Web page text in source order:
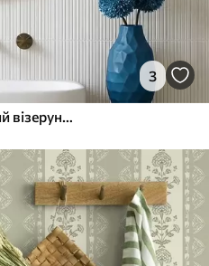
3
Хвилястий світло-блакитний візерунок на світлому тлі